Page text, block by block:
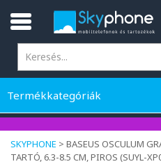
Termékkategóriák
SKYPHONE > BASEUS OSCULUM
TARTÓ, 6.3-8.5 CM, PIROS (SUYL-